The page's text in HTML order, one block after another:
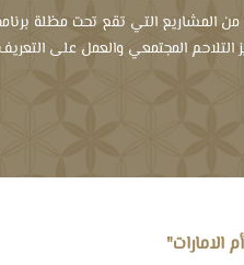
المشاريع التي تقع تحت مظلة
التلاحم المجتمعي والعمل على
الامارات"